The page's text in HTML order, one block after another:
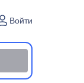
Войти